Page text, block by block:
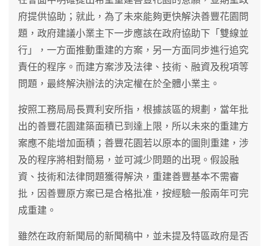
府提供協助；就此，為了未來能夠更快解決善豐花園問
題，政府建議小業主下一步應該在政府協助下「雙線並
行」，一方面推動重建的方案，另一方面同步進行追究
責任的程序。而建方案涉及法律、技術、融資及稅項等
問題，最終解決辦法的決定權在於全體小業主。
按照工務局局長賈利安所指，根據該區的規劃，當年批
出的善豐花園建築面積已到達上限，所以未來的重建方
案應不能增加面積；善豐花園若以原本的圖則重建，涉
及的程序將相對簡易，並可減少問題的出現。假設融
資、技術和法律問題獲得解決，重建善豐基本不需審
批，因善豐原方案已是合格批准，按經驗一般兩年可完
成重建。
雖然在政府新聞局的新聞稿中，並未提及特區政府是否